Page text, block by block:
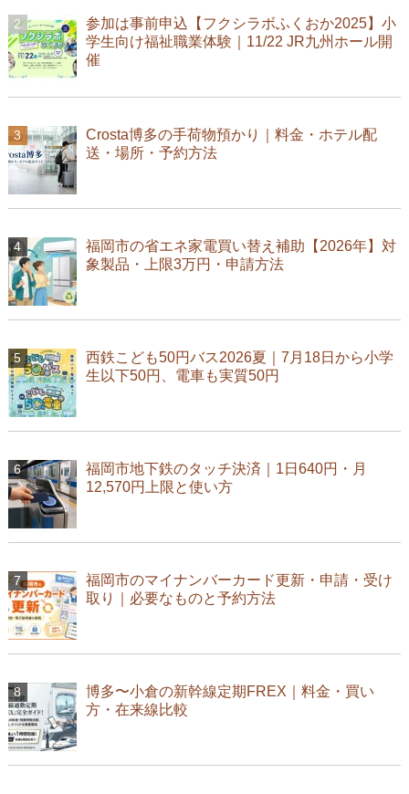
参加は事前申込【フクシラボふくおか2025】小
学生向け福祉職業体験｜11/22 JR九州ホール開
催
Crosta博多の手荷物預かり｜料金・ホテル配
送・場所・予約方法
福岡市の省エネ家電買い替え補助【2026年】対
象製品・上限3万円・申請方法
西鉄こども50円バス2026夏｜7月18日から小学
生以下50円、電車も実質50円
福岡市地下鉄のタッチ決済｜1日640円・月
12,570円上限と使い方
福岡市のマイナンバーカード更新・申請・受け
取り｜必要なものと予約方法
博多〜小倉の新幹線定期FREX｜料金・買い
方・在来線比較